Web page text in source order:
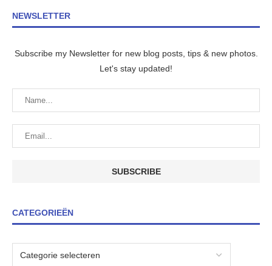
NEWSLETTER
Subscribe my Newsletter for new blog posts, tips & new photos.
Let's stay updated!
CATEGORIEËN